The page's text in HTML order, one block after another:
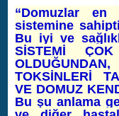
“Domuzlar
sistemine
Bu iyi ve
SİSTEMİ
TOKSİNLERİ
VE DOMUZ
Bu şu anlama